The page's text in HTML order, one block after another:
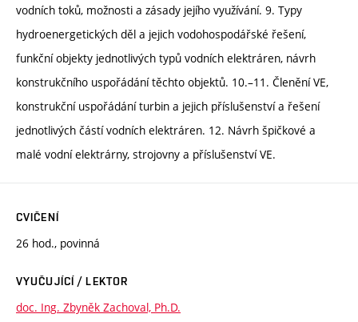
vodních toků, možnosti a zásady jejího využívání. 9. Typy
hydroenergetických děl a jejich vodohospodářské řešení,
funkční objekty jednotlivých typů vodních elektráren, návrh
konstrukčního uspořádání těchto objektů. 10.–11. Členění VE,
konstrukční uspořádání turbin a jejich příslušenství a řešení
jednotlivých částí vodních elektráren. 12. Návrh špičkové a
malé vodní elektrárny, strojovny a příslušenství VE.
CVIČENÍ
26 hod., povinná
VYUČUJÍCÍ / LEKTOR
doc. Ing. Zbyněk Zachoval, Ph.D.